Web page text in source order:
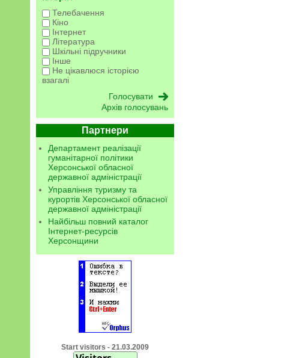
Телебачення
Кіно
Інтернет
Література
Шкільні підручники
Інше
Не цікавлюся історією
взагалі
Архів голосувань
Партнери
Департамент реалізації
гуманітарної політики
Херсонської обласної
державної адміністрації
Управління туризму та
курортів Херсонської обласної
державної адміністрації
Найбільш повний каталог
Інтернет-ресурсів
Херсонщини
Start visitors - 21.03.2009